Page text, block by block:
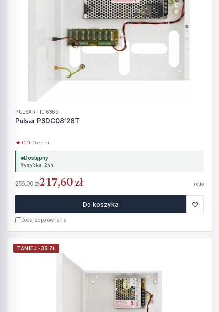
PULSAR · ID 6369
Pulsar PSDC08128T
★ 0.0· 0 opinii
Dostępny
Wysyłka 24h
256,00 zł217,60 zł netto
Do koszyka ♡
Dodaj do porównania
TANIEJ -35 ZŁ